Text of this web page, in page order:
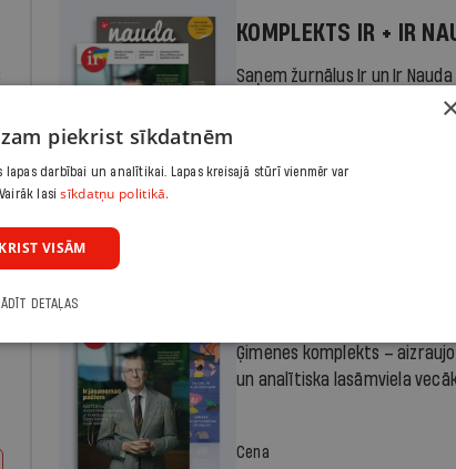
KOMPLEKTS IR + IR
Saņem žurnālus Ir un Ir
pilnu piekļuvi portāla ir.lv
Cena
Ģimenes komplekts –
un analītiska lasāmviela
Cena
piekrist sīkdatnēm
lapas darbībai un analītikai. Lapas kreisajā stūrī vienmēr var
lasisīkdatņu politikā.
VISĀM
DETAĻAS